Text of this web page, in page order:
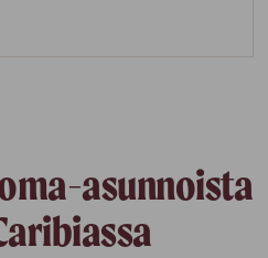
asunnoista